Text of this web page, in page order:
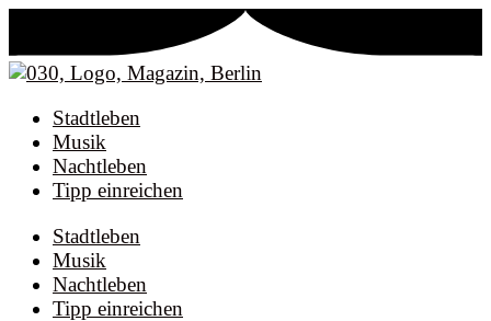
Stadtleben
Musik
Nachtleben
Tipp einreichen
Stadtleben
Musik
Nachtleben
Tipp einreichen